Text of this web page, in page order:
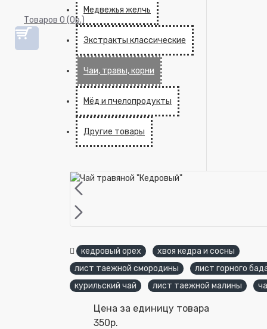
Товаров 0 (0р.)
Медвежья желчь
Экстракты классические
Чаи, травы, корни
Мёд и пчелопродукты
Другие товары
кедровый орех
хвоя кедра и сосны
лист таежной смородины
лист горного
курильский чай
лист таежной малины
Цена за единицу товара
350р.